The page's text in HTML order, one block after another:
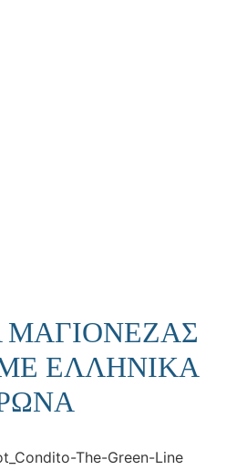
ΜΑΓΙΟΝΕΖΑΣ
ΜΕ ΕΛΛΗΝΙΚΑ